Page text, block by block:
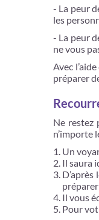
- La peur
les
- La peur
ne vous
Avec
préparer
Ne restez
n’importe
Un
Il saura
Il vous
Pour